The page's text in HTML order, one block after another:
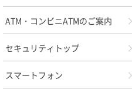
ATM・コンビニATMのご案内
セキュリティトップ
スマートフォン